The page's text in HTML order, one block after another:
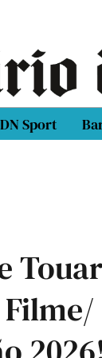
DN Sport